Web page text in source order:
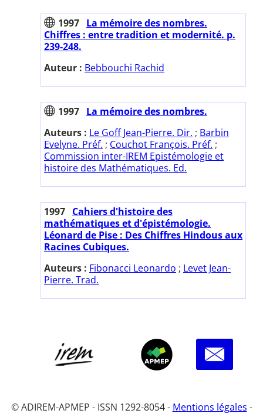
1997 La mémoire des nombres.
Chiffres : entre tradition et modernité. p.
239-248.
Auteur : Bebbouchi Rachid
1997 La mémoire des nombres.
Auteurs : Le Goff Jean-Pierre. Dir. ; Barbin
Evelyne. Préf. ; Couchot François. Préf. ;
Commission inter-IREM Epistémologie et
histoire des Mathématiques. Ed.
1997 Cahiers d'histoire des
mathématiques et d'épistémologie.
Léonard de Pise : Des Chiffres Hindous aux
Racines Cubiques.
Auteurs : Fibonacci Leonardo ; Levet Jean-
Pierre. Trad.
© ADIREM-APMEP - ISSN 1292-8054 - Mentions légales -